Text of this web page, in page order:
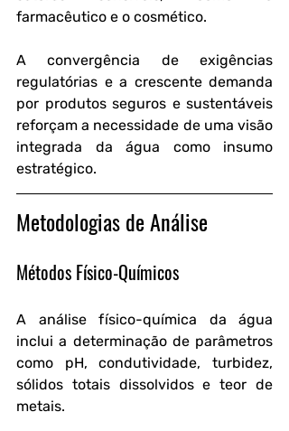
farmacêutico e o cosmético.
A convergência de exigências
regulatórias e a crescente demanda
por produtos seguros e sustentáveis
reforçam a necessidade de uma visão
integrada da água como insumo
estratégico.
Metodologias de Análise
Métodos Físico-Químicos
A análise físico-química da água
inclui a determinação de parâmetros
como pH, condutividade, turbidez,
sólidos totais dissolvidos e teor de
metais.